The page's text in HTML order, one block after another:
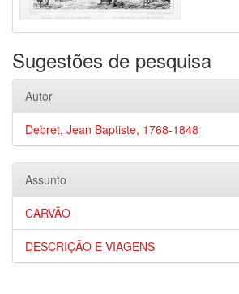
Sugestões de pesquisa
Autor
Debret, Jean Baptiste, 1768-1848
Assunto
CARVÃO
DESCRIÇÃO E VIAGENS